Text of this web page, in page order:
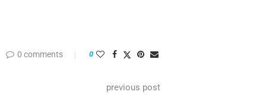
0 comments 0
previous post